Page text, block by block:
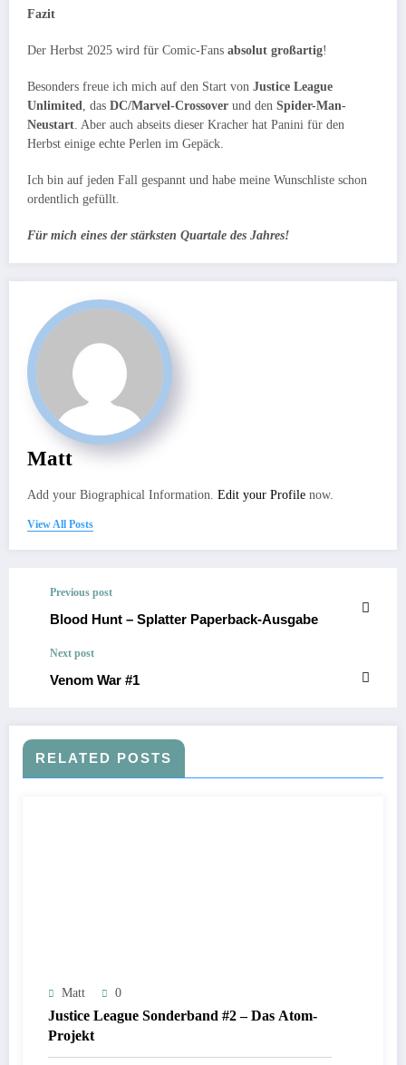
Fazit
Der Herbst 2025 wird für Comic-Fans absolut großartig!
Besonders freue ich mich auf den Start von Justice League
Unlimited, das DC/Marvel-Crossover und den Spider-Man-
Neustart. Aber auch abseits dieser Kracher hat Panini für den
Herbst einige echte Perlen im Gepäck.
Ich bin auf jeden Fall gespannt und habe meine Wunschliste schon
ordentlich gefüllt.
Für mich eines der stärksten Quartale des Jahres!
Matt
Add your Biographical Information. Edit your Profile now.
View All Posts
Previous post
Blood Hunt – Splatter Paperback-Ausgabe
Next post
Venom War #1
RELATED POSTS
Matt 0
Justice League Sonderband #2 – Das Atom-
Projekt